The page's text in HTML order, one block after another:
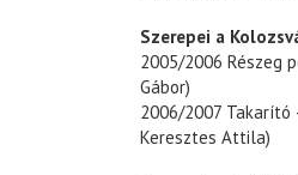
Szerepei a
2005/2006 Részeg
Gábor)
2006/2007 Takarító
Keresztes Attila)